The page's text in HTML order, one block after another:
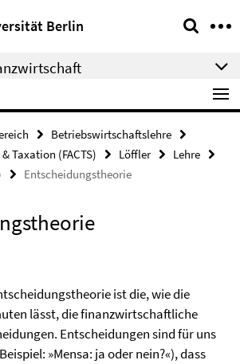
Berlin
Betriebswirtschaftslehre
Taxation (FACTS)
Löffler
Lehre
Entscheidungstheorie
ist die, wie die
lässt, die finanzwirtschaftliche
Entscheidungen sind für uns
»Mensa: ja oder nein?«), dass